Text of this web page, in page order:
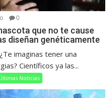
0
que no te cause
diseñan genéticamente
imaginas tener una
Científicos ya las...
Noticias